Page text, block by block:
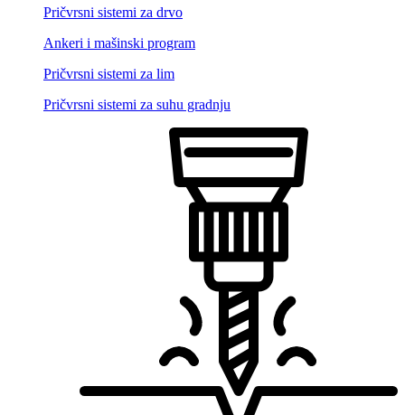
Pričvrsni sistemi za drvo
Ankeri i mašinski program
Pričvrsni sistemi za lim
Pričvrsni sistemi za suhu gradnju